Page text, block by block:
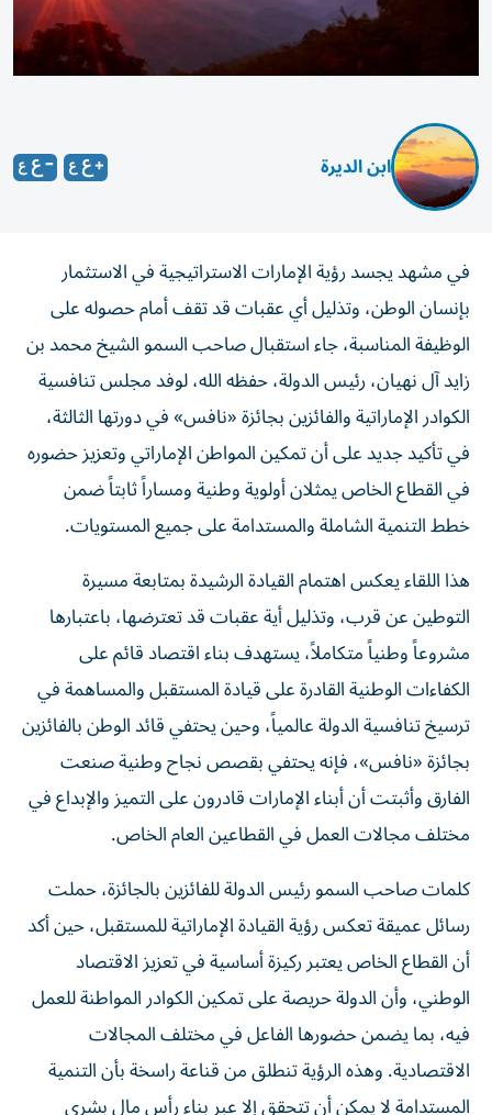
ابن الديرة
في مشهد يجسد رؤية الإمارات الاستراتيجية في الاستثمار
بإنسان الوطن، وتذليل أي عقبات قد تقف أمام حصوله على
الوظيفة المناسبة، جاء استقبال صاحب السمو الشيخ محمد بن
زايد آل نهيان، رئيس الدولة، حفظه الله، لوفد مجلس تنافسية
الكوادر الإماراتية والفائزين بجائزة «نافس» في دورتها الثالثة،
في تأكيد جديد على أن تمكين المواطن الإماراتي وتعزيز حضوره
في القطاع الخاص يمثلان أولوية وطنية ومساراً ثابتاً ضمن
خطط التنمية الشاملة والمستدامة على جميع المستويات.
هذا اللقاء يعكس اهتمام القيادة الرشيدة بمتابعة مسيرة
التوطين عن قرب، وتذليل أية عقبات قد تعترضها، باعتبارها
مشروعاً وطنياً متكاملاً، يستهدف بناء اقتصاد قائم على
الكفاءات الوطنية القادرة على قيادة المستقبل والمساهمة في
ترسيخ تنافسية الدولة عالمياً، وحين يحتفي قائد الوطن بالفائزين
بجائزة «نافس»، فإنه يحتفي بقصص نجاح وطنية صنعت
الفارق وأثبتت أن أبناء الإمارات قادرون على التميز والإبداع في
مختلف مجالات العمل في القطاعين العام الخاص.
كلمات صاحب السمو رئيس الدولة للفائزين بالجائزة، حملت
رسائل عميقة تعكس رؤية القيادة الإماراتية للمستقبل، حين أكد
أن القطاع الخاص يعتبر ركيزة أساسية في تعزيز الاقتصاد
الوطني، وأن الدولة حريصة على تمكين الكوادر المواطنة للعمل
فيه، بما يضمن حضورها الفاعل في مختلف المجالات
الاقتصادية. وهذه الرؤية تنطلق من قناعة راسخة بأن التنمية